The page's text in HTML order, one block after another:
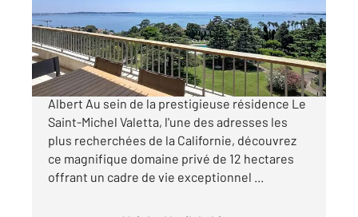
Appartement F3 à vendre
1 440 000 €
Exclusivité Cannes Californie Avenue du Roi
Albert Au sein de la prestigieuse résidence Le
Saint-Michel Valetta, l'une des adresses les
plus recherchées de la Californie, découvrez
ce magnifique domaine privé de 12 hectares
offrant un cadre de vie exceptionnel ...